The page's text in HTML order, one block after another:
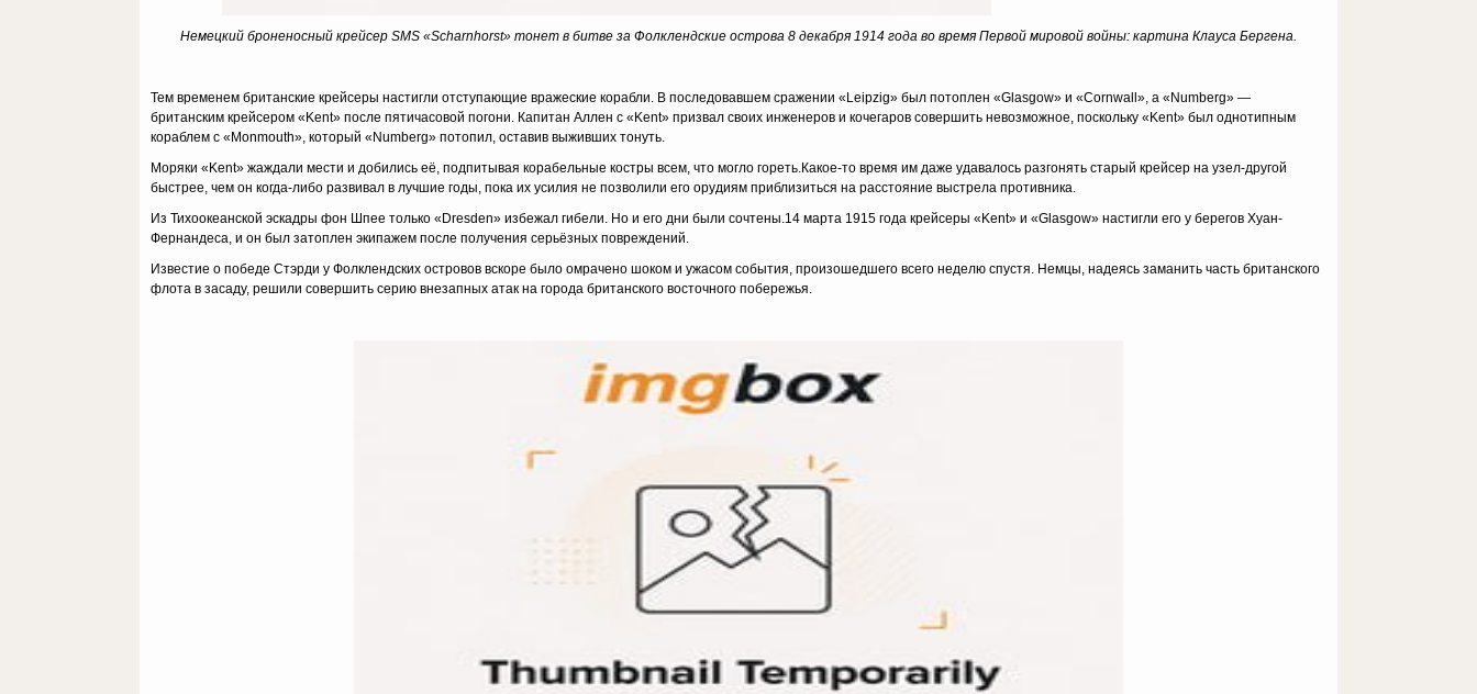
Немецкий броненосный крейсер SMS «Scharnhorst» тонет в битве за Фолклендские острова 8 декабря 1914 года во время Первой мировой войны: картина Клауса Бергена.
Тем временем британские крейсеры настигли отступающие вражеские корабли. В последовавшем сражении «Leipzig» был потоплен «Glasgow» и «Cornwall», а «Numberg» —
британским крейсером «Kent» после пятичасовой погони. Капитан Аллен с «Kent» призвал своих инженеров и кочегаров совершить невозможное, поскольку «Kent» был однотипным
кораблем с «Monmouth», который «Numberg» потопил, оставив выживших тонуть.
Моряки «Kent» жаждали мести и добились её, подпитывая корабельные костры всем, что могло гореть.Какое-то время им даже удавалось разгонять старый крейсер на узел-другой
быстрее, чем он когда-либо развивал в лучшие годы, пока их усилия не позволили его орудиям приблизиться на расстояние выстрела противника.
Из Тихоокеанской эскадры фон Шпее только «Dresden» избежал гибели. Но и его дни были сочтены.14 марта 1915 года крейсеры «Kent» и «Glasgow» настигли его у берегов Хуан-
Фернандеса, и он был затоплен экипажем после получения серьёзных повреждений.
Известие о победе Стэрди у Фолклендских островов вскоре было омрачено шоком и ужасом события, произошедшего всего неделю спустя. Немцы, надеясь заманить часть британского
флота в засаду, решили совершить серию внезапных атак на города британского восточного побережья.